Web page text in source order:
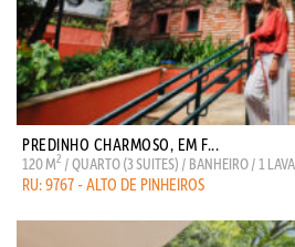
PREDINHO CHARMOSO, EM F...
120 M2 / QUARTO (3 SUITES) / BANHEIRO / 1
RU: 9767 - ALTO DE PINHEIROS